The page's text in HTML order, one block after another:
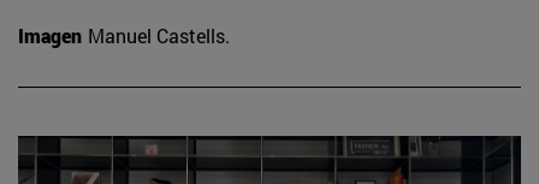
Imagen Manuel Castells.